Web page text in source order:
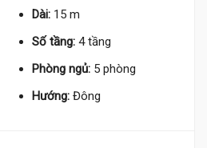
Dài: 15 m
Số tầng: 4 tầng
Phòng ngủ: 5 phòng
Hướng: Đông